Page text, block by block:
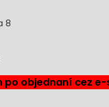
8
po objednaní cez